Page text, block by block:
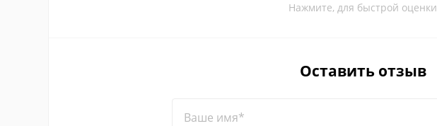
Нажмите, для быстрой оценки
Оставить отзыв
Ваше имя*